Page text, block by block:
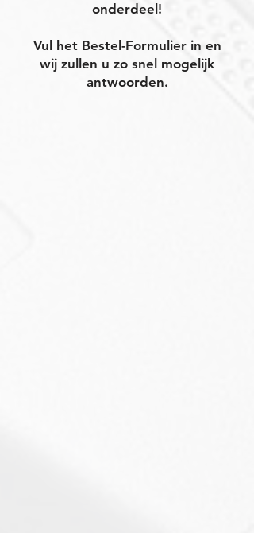
onderdeel!
Vul het Bestel-Formulier in en
wij zullen u zo snel mogelijk
antwoorden.